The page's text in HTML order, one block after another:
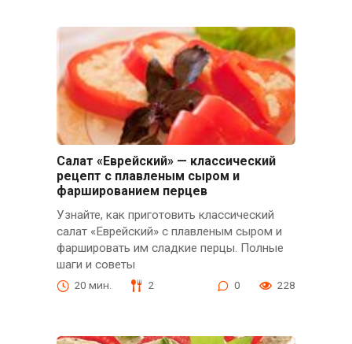
Салат «Еврейский» — классический
рецепт с плавленым сыром и
фаршированием перцев
Узнайте, как приготовить классический
салат «Еврейский» с плавленым сыром и
фаршировать им сладкие перцы. Полные
шаги и советы
20 мин. 2 0 228